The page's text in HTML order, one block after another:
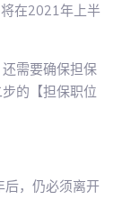
在2021年上半
需要确保担保
的【担保职位
后，仍必须离开